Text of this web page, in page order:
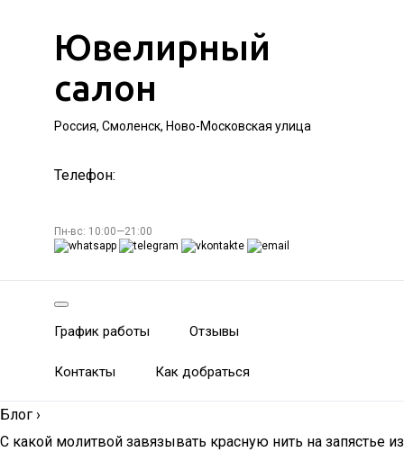
Ювелирный
салон
Россия, Смоленск, Ново-Московская улица
Телефон:
Пн-вс: 10:00—21:00
График работы Отзывы
Контакты Как добраться
Блог ›
С какой молитвой завязывать красную нить на запястье из